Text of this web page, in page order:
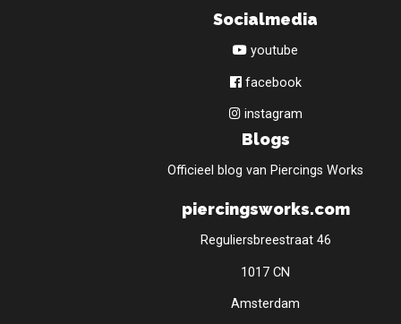
Socialmedia
youtube
facebook
instagram
Blogs
Officieel blog van Piercings Works
piercingsworks.com
Reguliersbreestraat 46
1017 CN
Amsterdam